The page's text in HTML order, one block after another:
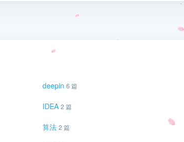
deepin 6 篇
IDEA 2 篇
算法 2 篇